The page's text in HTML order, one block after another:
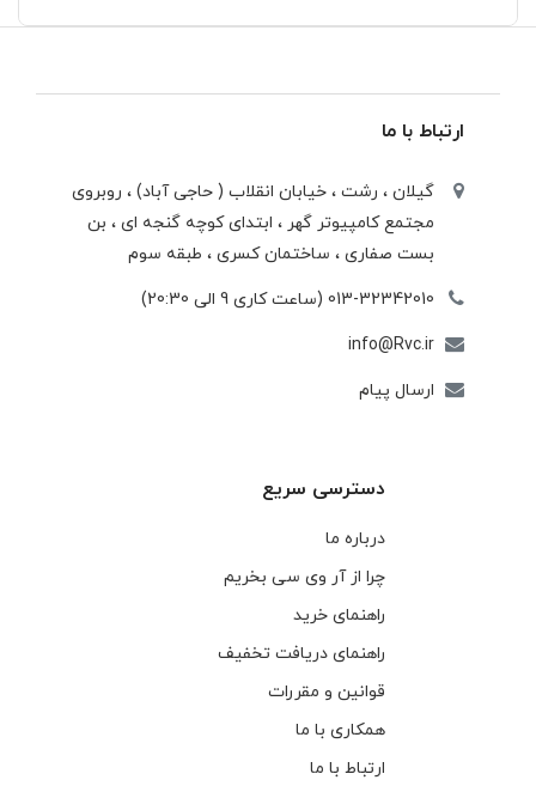
ارتباط با ما
گیلان ، رشت ، خيابان انقلاب ( حاجی آباد) ، روبروی
مجتمع كامپيوتر گهر ، ابتدای كوچه گنجه ای ، بن
بست صفاری ، ساختمان كسری ، طبقه سوم
013-32342010 (ساعت کاری 9 الی 20:30)
info@Rvc.ir
ارسال پیام
دسترسی سریع
درباره ما
چرا از آر وی سی بخریم
راهنمای خرید
راهنمای دریافت تخفیف
قوانین و مقررات
همکاری با ما
ارتباط با ما